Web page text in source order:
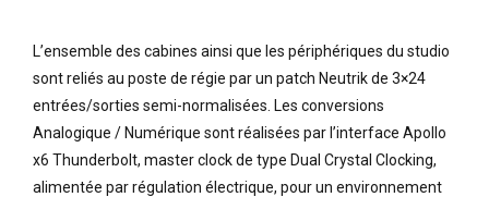
L’ensemble des cabines ainsi que les périphériques du studio
sont reliés au poste de régie par un patch Neutrik de 3×24
entrées/sorties semi-normalisées. Les conversions
Analogique / Numérique sont réalisées par l’interface Apollo
x6 Thunderbolt, master clock de type Dual Crystal Clocking,
alimentée par régulation électrique, pour un environnement